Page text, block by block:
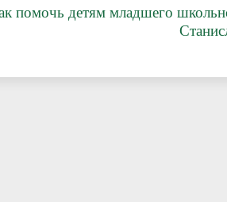
помочь детям младшего